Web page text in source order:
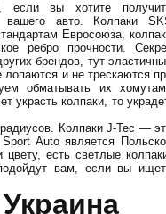
вы хотите
авто. Колпаки
Евросоюза,
ребро прочности.
брендов, тут
лопаются и не трескаются
обматывать их
украсть колпаки, то
Колпаки J-Tec —
Auto является
есть светлые
вам, если вы